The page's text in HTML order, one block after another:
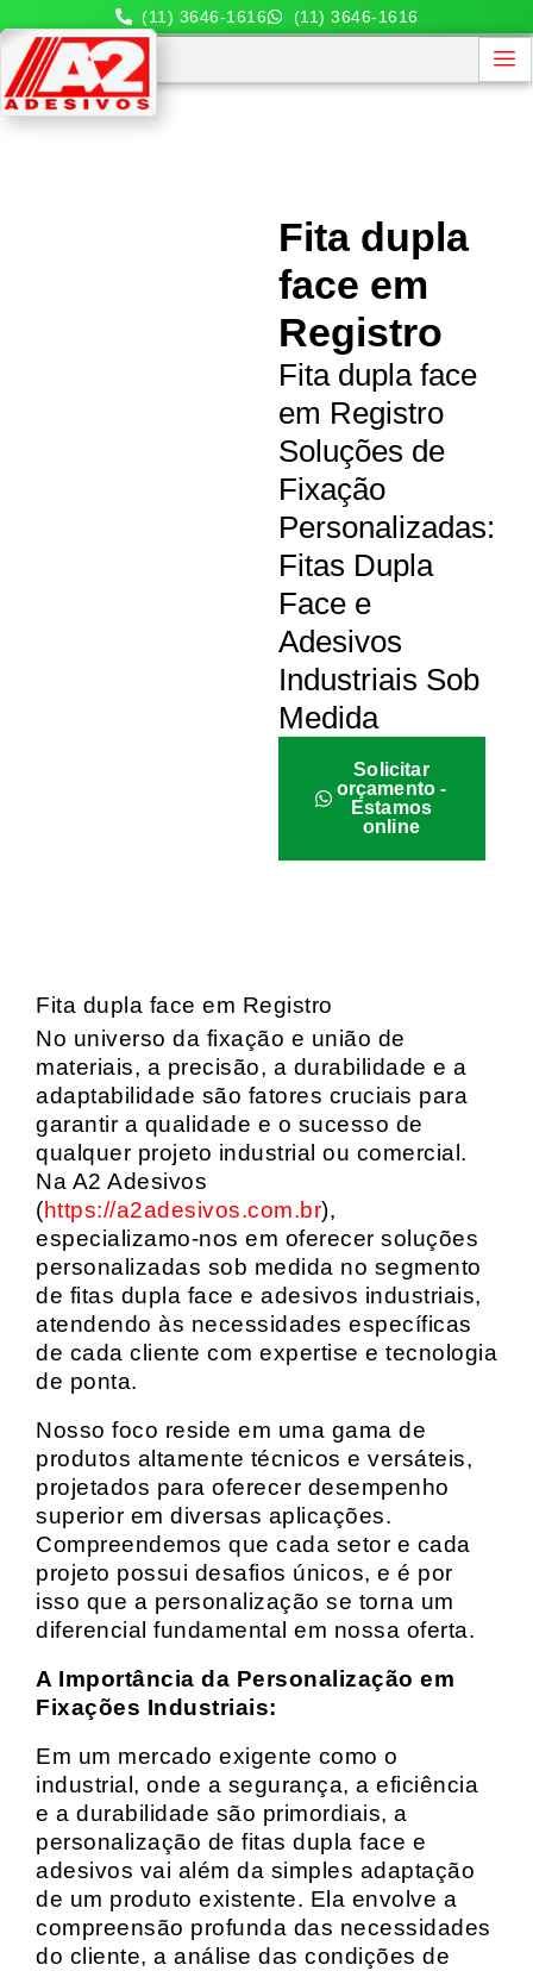
(11) 3646-1616 (11) 3646-1616
Fita dupla
face em
Registro
Fita dupla face
em Registro
Soluções de
Fixação
Personalizadas:
Fitas Dupla
Face e
Adesivos
Industriais Sob
Medida
Solicitar
orçamento -
Estamos
online
Fita dupla face em Registro
No universo da fixação e união de
materiais, a precisão, a durabilidade e a
adaptabilidade são fatores cruciais para
garantir a qualidade e o sucesso de
qualquer projeto industrial ou comercial.
Na A2 Adesivos
(https://a2adesivos.com.br),
especializamo-nos em oferecer soluções
personalizadas sob medida no segmento
de fitas dupla face e adesivos industriais,
atendendo às necessidades específicas
de cada cliente com expertise e tecnologia
de ponta.
Nosso foco reside em uma gama de
produtos altamente técnicos e versáteis,
projetados para oferecer desempenho
superior em diversas aplicações.
Compreendemos que cada setor e cada
projeto possui desafios únicos, e é por
isso que a personalização se torna um
diferencial fundamental em nossa oferta.
A Importância da Personalização em
Fixações Industriais:
Em um mercado exigente como o
industrial, onde a segurança, a eficiência
e a durabilidade são primordiais, a
personalização de fitas dupla face e
adesivos vai além da simples adaptação
de um produto existente. Ela envolve a
compreensão profunda das necessidades
do cliente, a análise das condições de